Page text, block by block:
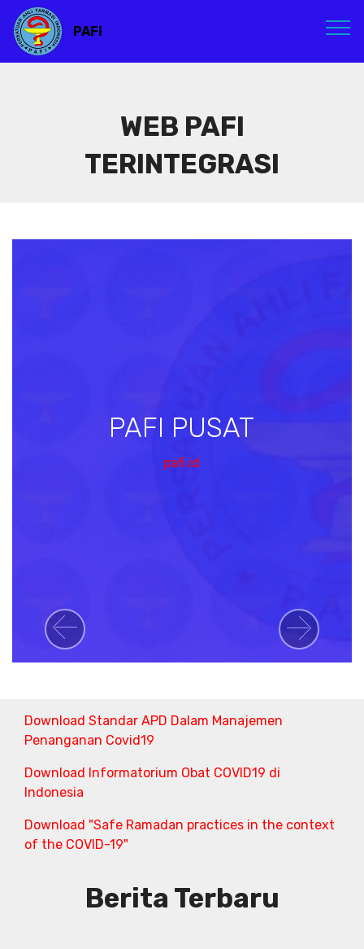
PAFI
WEB PAFI
TERINTEGRASI
PAFI PUSAT
pafi.id
Previous Next
Download Standar APD Dalam Manajemen
Penanganan Covid19
Download Informatorium Obat COVID19 di
Indonesia
Download "Safe Ramadan practices in the context
of the COVID-19"
Berita Terbaru